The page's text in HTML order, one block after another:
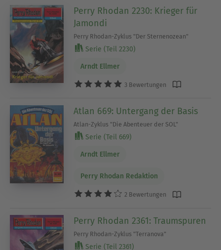
Perry Rhodan 2230: Krieger für
Jamondi
Perry Rhodan-Zyklus "Der Sternenozean"
Serie (Teil 2230)
Arndt Ellmer
3 Bewertungen
Atlan 669: Untergang der Basis
Atlan-Zyklus "Die Abenteuer der SOL"
Serie (Teil 669)
Arndt Ellmer
Perry Rhodan Redaktion
2 Bewertungen
Perry Rhodan 2361: Traumspuren
Perry Rhodan-Zyklus "Terranova"
Serie (Teil 2361)